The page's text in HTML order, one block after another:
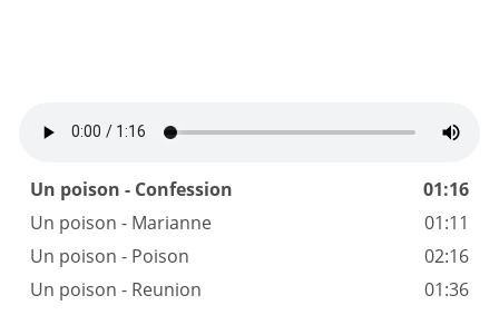
Un poison - Confession
01:16
Un poison - Marianne
01:11
Un poison - Poison
02:16
Un poison - Reunion
01:36